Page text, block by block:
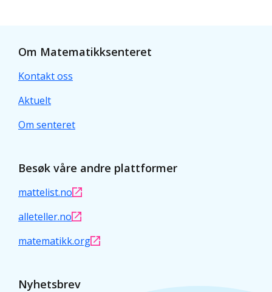
Om Matematikksenteret
Kontakt oss
Aktuelt
Om senteret
Besøk våre andre plattformer
mattelist.no
alleteller.no
matematikk.org
Nyhetsbrev